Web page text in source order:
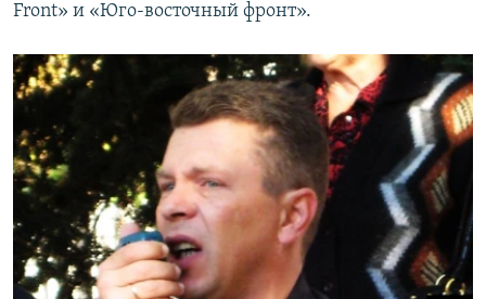
Front» и «Юго-восточный фронт».